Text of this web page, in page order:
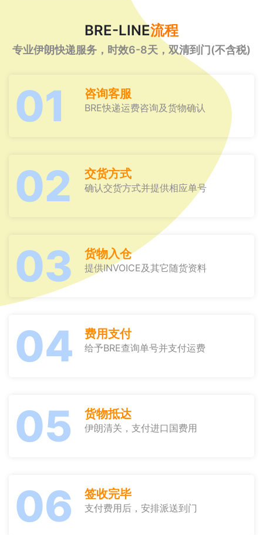
BRE-LINE流程
专业伊朗快递服务，时效6-8天，双清到门(不含税)
01 咨询客服
BRE快递运费咨询及货物确认
02 交货方式
确认交货方式并提供相应单号
03 货物入仓
提供INVOICE及其它随货资料
04 费用支付
给予BRE查询单号并支付运费
05 货物抵达
伊朗清关，支付进口国费用
06 签收完毕
支付费用后，安排派送到门